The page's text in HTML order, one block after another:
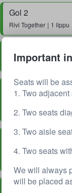
Gol 2
Rivi Together 1 lippu
Rivi FCB 1 - 6 lippua
Gol 2 Superior
✅Best
Nopea toimitus
Gol 1
Rivi ✅Best
Gol 2 Inferior
Important
Seats will be
1. Two adjacent
2. Two seats
3. Two aisle
4. Two seats
We will always
will be placed